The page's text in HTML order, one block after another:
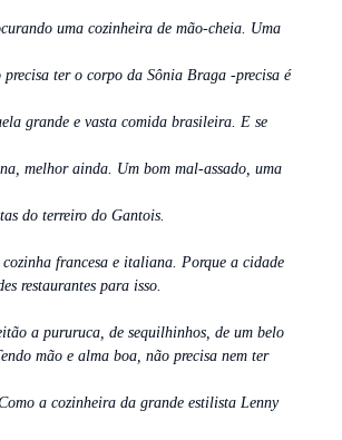
uma cozinheira de mão-cheia. Uma
precisa ter o corpo da Sônia Braga -precisa é
grande e vasta comida brasileira. E se
melhor ainda. Um bom mal-assado, uma
do terreiro do Gantois.
cozinha francesa e italiana. Porque a cidade
restaurantes para isso.
a pururuca, de sequilhinhos, de um belo
mão e alma boa, não precisa nem ter
a cozinheira da grande estilista Lenny